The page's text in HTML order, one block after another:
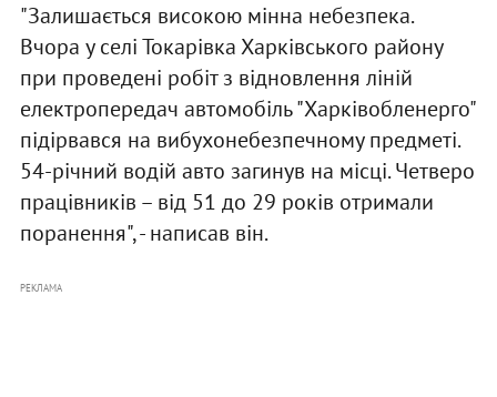
"Залишається високою мінна небезпека.
Вчора у селі Токарівка Харківського району
при проведені робіт з відновлення ліній
електропередач автомобіль "Харківобленерго"
підірвався на вибухонебезпечному предметі.
54-річний водій авто загинув на місці. Четверо
працівників – від 51 до 29 років отримали
поранення", - написав він.
РЕКЛАМА